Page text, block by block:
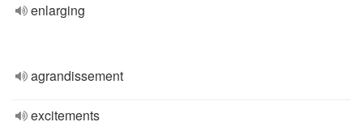
enlarging
agrandissement
excitements